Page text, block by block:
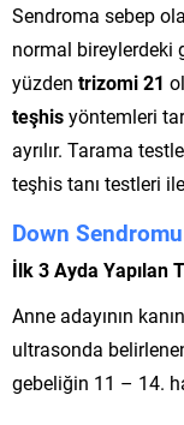
Sendroma sebep
normal bireylerdeki
yüzden trizomi 21
teşhisyöntemleri
ayrılır. Tarama
teşhis tanı testleri ile
Down
İlk 3 Ayda Yapılan
Anne adayının
ultrasonda
gebeliğin 11 – 14.